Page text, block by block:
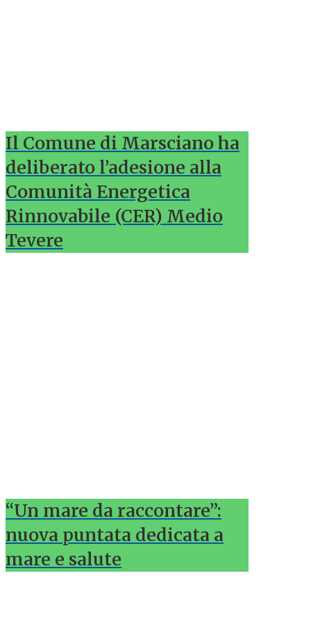
Il Comune di Marsciano ha
deliberato l’adesione alla
Comunità Energetica
Rinnovabile (CER) Medio
Tevere
“Un mare da raccontare”:
nuova puntata dedicata a
mare e salute